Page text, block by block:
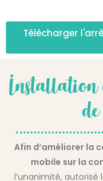
Télécharger
Installation
Afin d’améliorer la
mobile sur la
l’unanimité, autorisé